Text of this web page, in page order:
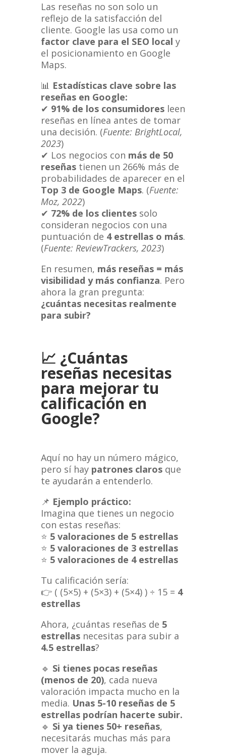
Las reseñas no son solo un
reflejo de la satisfacción del
cliente. Google las usa como un
factor clave para el SEO local y
el posicionamiento en Google
Maps.
📊 Estadísticas clave sobre las
reseñas en Google:
✔ 91% de los consumidoresleen
reseñas en línea antes de tomar
una decisión. (Fuente: BrightLocal,
2023)
✔ Los negocios con más de 50
reseñastienen un 266% más de
probabilidades de aparecer en el
Top 3 de Google Maps. (Fuente:
Moz, 2022)
✔ 72% de los clientessolo
consideran negocios con una
puntuación de 4 estrellas o más.
(Fuente: ReviewTrackers, 2023)
En resumen, más reseñas = más
visibilidad y más confianza. Pero
ahora la gran pregunta:
¿cuántas necesitas realmente
para subir?
📈 ¿Cuántas
reseñas necesitas
para mejorar tu
calificación en
Google?
Aquí no hay un número mágico,
pero sí hay patrones clarosque
te ayudarán a entenderlo.
📌 Ejemplo práctico:
Imagina que tienes un negocio
con estas reseñas:
⭐ 5 valoraciones de 5 estrellas
⭐ 5 valoraciones de 3 estrellas
⭐ 5 valoraciones de 4 estrellas
Tu calificación sería:
👉 ( (5×5) + (5×3) + (5×4) ) ÷ 15 = 4
estrellas
Ahora, ¿cuántas reseñas de 5
estrellasnecesitas para subir a
4.5 estrellas?
🔹 Si tienes pocas reseñas
(menos de 20), cada nueva
valoración impacta mucho en la
media. Unas 5-10 reseñas de 5
estrellas podrían hacerte subir.
🔹 Si ya tienes 50+ reseñas,
necesitarás muchas más para
mover la aguja.